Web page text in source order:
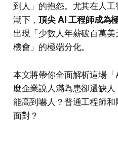
到人」的抱怨。尤其在人
潮下，頂尖 AI 工程師成為
出現「少數人年薪破百萬
機會」的極端分化。
本文將帶你全面解析這場
麼企業說人滿為患卻還缺
能高到嚇人？普通工程師
面對？